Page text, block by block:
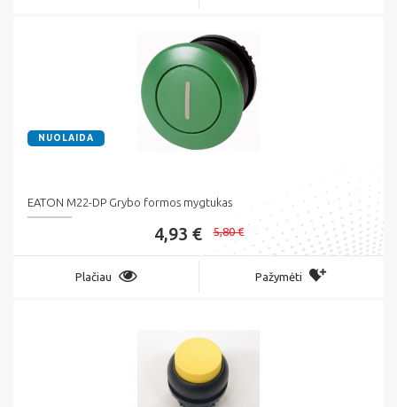
NUOLAIDA
EATON M22-DP Grybo formos mygtukas
4,93 € 5,80 €
Plačiau Pažymėti